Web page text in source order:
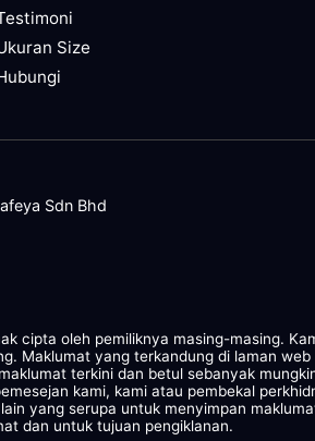
Size
Sdn Bhd
cipta oleh pemiliknya masing-masing.
Maklumat yang terkandung di laman
terkini dan betul sebanyak
kami, kami atau pembekal
yang serupa untuk menyimpan
dan untuk tujuan pengiklanan.